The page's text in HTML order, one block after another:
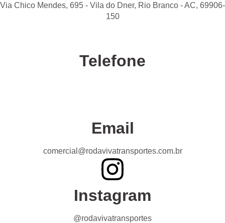
Via Chico Mendes, 695 - Vila do Dner, Rio Branco - AC, 69906-
150
Telefone
Email
comercial@rodavivatransportes.com.br
Instagram
@rodavivatransportes